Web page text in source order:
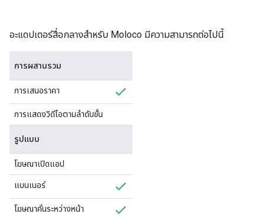
อะแดปเตอร์สื่อกลางสำหรับ Moloco มีความสามารถต่อไปนี้
การผสานรวม
การเสนอราคา
การแสดงวิดีโอตามลำดับขั้น
รูปแบบ
โฆษณาเปิดแอป
แบนเนอร์
โฆษณาคั่นระหว่างหน้า